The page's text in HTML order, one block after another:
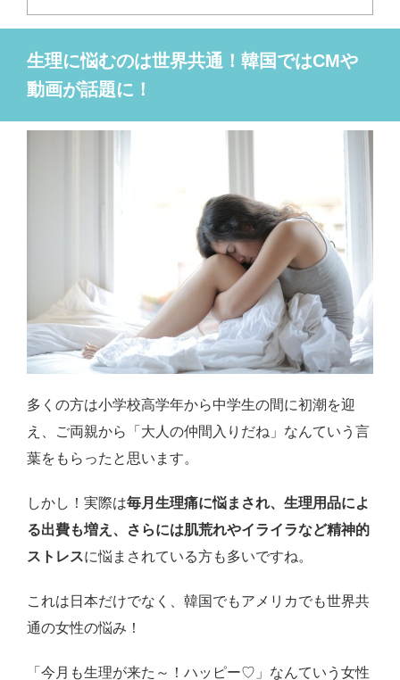
生理に悩むのは世界共通！韓国ではCMや
動画が話題に！
多くの方は小学校高学年から中学生の間に初潮を迎
え、ご両親から「大人の仲間入りだね」なんていう言
葉をもらったと思います。
しかし！実際は毎月生理痛に悩まされ、生理用品によ
る出費も増え、さらには肌荒れやイライラなど精神的
ストレスに悩まされている方も多いですね。
これは日本だけでなく、韓国でもアメリカでも世界共
通の女性の悩み！
「今月も生理が来た～！ハッピー♡」なんていう女性